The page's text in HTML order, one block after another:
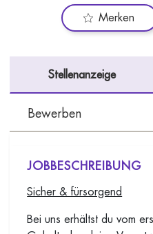
Merken
Stellenanzeige
Bewerben
JOBBESCHREIBUNG
Sicher & fürsorgend
Bei uns erhältst du vom